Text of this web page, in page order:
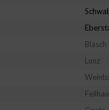
Blasch
Lunz